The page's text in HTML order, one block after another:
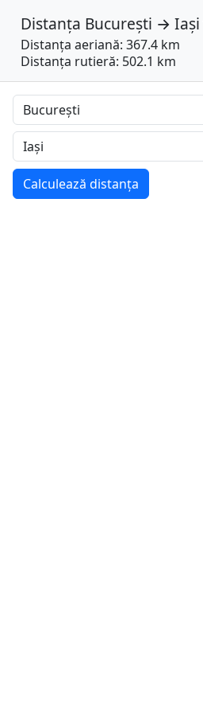
Distanța București → Iași
Distanța aeriană: 367.4 km
Distanța rutieră: 502.1 km
Calculează distanța